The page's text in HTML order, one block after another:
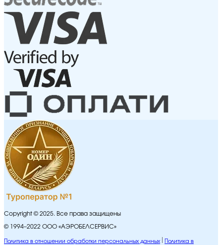
Copyright © 2025. Все права защищены
© 1994–2022 ООО «АЭРОБЕЛСЕРВИС»
Политика в отношении обработки персональных данных
Политика в